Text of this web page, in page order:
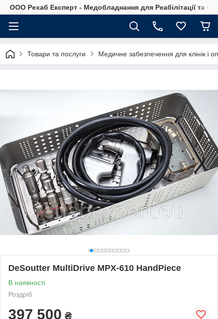
OOO Рехаб Експерт - Медобладнання для Реабілітації та
Товари та послуги Медичне забезпечення для клінік і
DeSoutter MultiDrive MPX-610 HandPiece
В наявності
Роздріб
397 500 ₴